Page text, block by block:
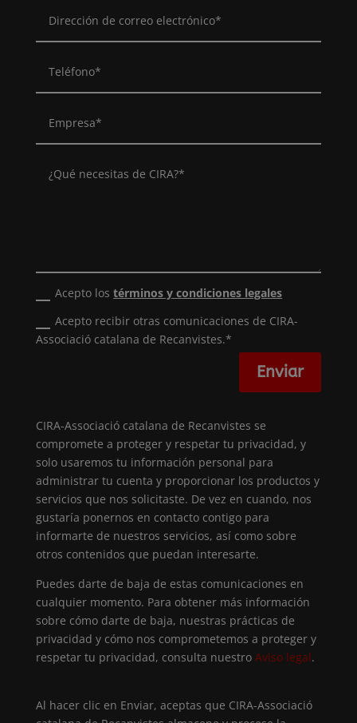
Acepto lostérminos y condiciones legales
Acepto recibir otras comunicaciones de CIRA-
Associació catalana de Recanvistes.*
Enviar
CIRA-Associació catalana de Recanvistes se
compromete a proteger y respetar tu privacidad, y
solo usaremos tu información personal para
administrar tu cuenta y proporcionar los productos y
servicios que nos solicitaste. De vez en cuando, nos
gustaría ponernos en contacto contigo para
informarte de nuestros servicios, así como sobre
otros contenidos que puedan interesarte.
Puedes darte de baja de estas comunicaciones en
cualquier momento. Para obtener más información
sobre cómo darte de baja, nuestras prácticas de
privacidad y cómo nos comprometemos a proteger y
respetar tu privacidad, consulta nuestro Aviso legal.
Al hacer clic en Enviar, aceptas que CIRA-Associació